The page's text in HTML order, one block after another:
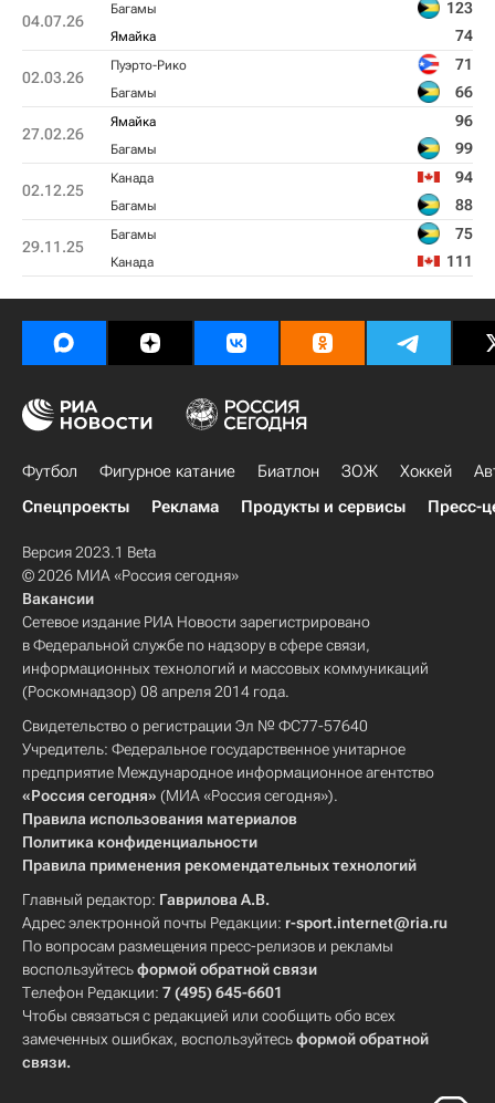
04.07.26
Багамы 123
Ямайка 74
02.03.26
Пуэрто-Рико 71
Багамы 66
27.02.26
Ямайка 96
Багамы 99
02.12.25
Канада 94
Багамы 88
29.11.25
Багамы 75
Канада 111
Футбол Фигурное катание Биатлон ЗОЖ Хоккей
Спецпроекты
Реклама Продукты и сервисы Пресс-
Версия 2023.1 Beta
© 2026 МИА «Россия сегодня»
Вакансии
Сетевое издание РИА Новости зарегистрировано
в Федеральной службе по надзору в сфере связи,
информационных технологий и массовых коммуникаций
(Роскомнадзор) 08 апреля 2014 года.
Свидетельство о регистрации Эл № ФС77-57640
Учредитель: Федеральное государственное унитарное
предприятие Международное информационное агентство
«Россия сегодня» (МИА «Россия сегодня»).
Правила использования материалов
Политика конфиденциальности
Правила применения рекомендательных технологий
Главный редактор: Гаврилова А.В.
Адрес электронной почты Редакции: r-sport.internet@ria.ru
По вопросам размещения пресс-релизов и рекламы
воспользуйтесьформой обратной связи
Телефон Редакции: 7 (495) 645-6601
Чтобы связаться с редакцией или сообщить обо всех
замеченных ошибках, воспользуйтесьформой обратной
связи.